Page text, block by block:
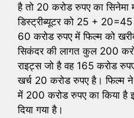
है तो 20 करोड रुपए का सिनेमा
डिस्ट्रीब्यूटर को 25 +
60 करोड रुपए में फिल्म को
सिकंदर की लागत कुल 200
राइट्स जो है वह 165 करोड
खर्च 20 करोड रुपए है। फिल्म ने
में 200 करोड रुपए का किया है
दिया गया है।